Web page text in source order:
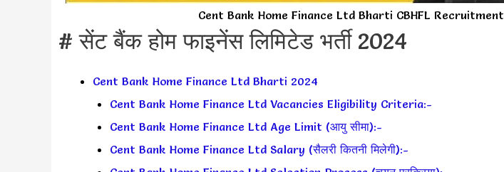
Cent Bank Home Finance Ltd Bharti CBHFL Recruitment
# सेंट बैंक होम फाइनेंस लिमिटेड भर्ती 2024
Cent Bank Home Finance Ltd Bharti 2024
Cent Bank Home Finance Ltd Vacancies Eligibility Criteria:-
Cent Bank Home Finance Ltd Age Limit (आयु सीमा):-
Cent Bank Home Finance Ltd Salary (सैलरी कितनी मिलेगी):-